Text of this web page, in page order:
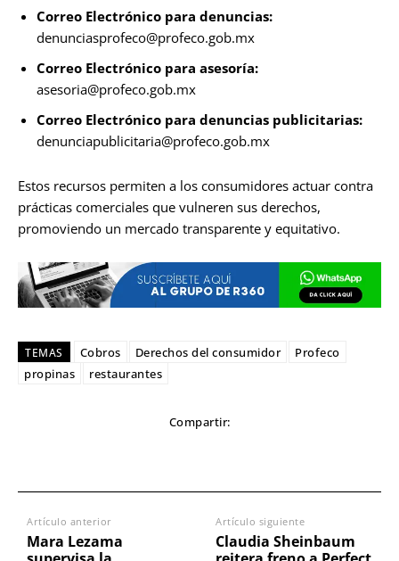
Correo Electrónico para denuncias:
denunciasprofeco@profeco.gob.mx
Correo Electrónico para asesoría:
asesoria@profeco.gob.mx
Correo Electrónico para denuncias publicitarias:
denunciapublicitaria@profeco.gob.mx
Estos recursos permiten a los consumidores actuar contra
prácticas comerciales que vulneren sus derechos,
promoviendo un mercado transparente y equitativo.
TEMAS Cobros Derechos del consumidor
Profeco
propinas
restaurantes
Compartir:
Artículo anterior
Mara Lezama
Artículo siguiente
Claudia Sheinbaum